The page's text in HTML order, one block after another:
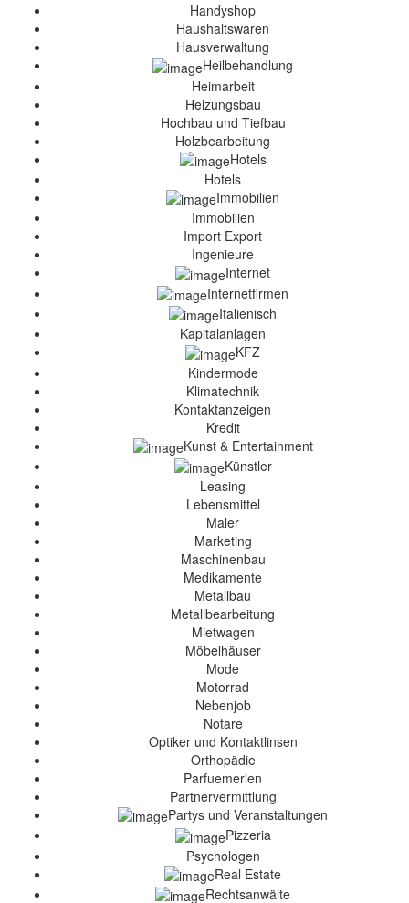
Handyshop
Haushaltswaren
Hausverwaltung
Heilbehandlung
Heimarbeit
Heizungsbau
Hochbau und Tiefbau
Holzbearbeitung
Hotels
Hotels
Immobilien
Immobilien
Import Export
Ingenieure
Internet
Internetfirmen
Italienisch
Kapitalanlagen
KFZ
Kindermode
Klimatechnik
Kontaktanzeigen
Kredit
Kunst & Entertainment
Künstler
Leasing
Lebensmittel
Maler
Marketing
Maschinenbau
Medikamente
Metallbau
Metallbearbeitung
Mietwagen
Möbelhäuser
Mode
Motorrad
Nebenjob
Notare
Optiker und Kontaktlinsen
Orthopädie
Parfuemerien
Partnervermittlung
Partys und Veranstaltungen
Pizzeria
Psychologen
Real Estate
Rechtsanwälte